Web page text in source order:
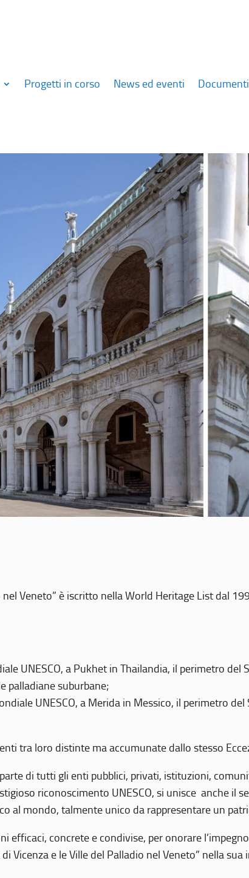
Progetti in corso News ed eventi Documenti
Veneto” è iscritto nella World Heritage List dal
UNESCO, a Pukhet in Thailandia, il perimetro del
palladiane suburbane;
UNESCO, a Merida in Messico, il perimetro
tra loro distinte ma accumunate dallo stesso
di tutti gli enti pubblici, privati, istituzioni,
riconoscimento UNESCO, si unisce anche il
al mondo, talmente unico da rappresentare un
concrete e condivise, per onorare
e le Ville del Palladio nel Veneto” nella sua